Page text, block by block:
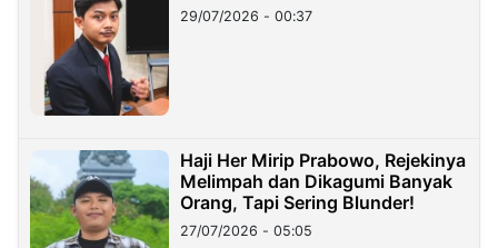
29/07/2026 - 00:37
Haji Her Mirip Prabowo, Rejekinya
Melimpah dan Dikagumi Banyak
Orang, Tapi Sering Blunder!
27/07/2026 - 05:05